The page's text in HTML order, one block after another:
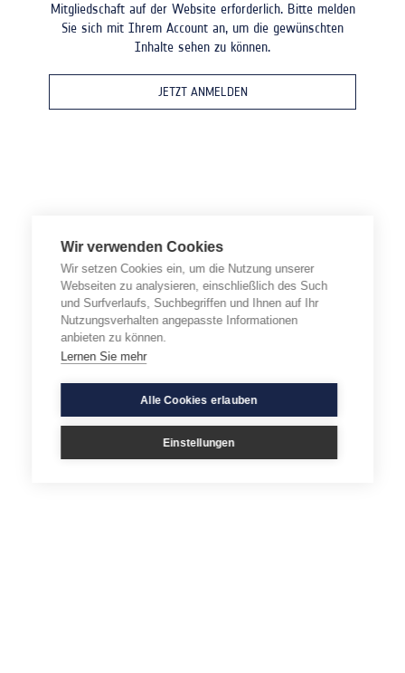
Mitgliedschaft auf der Website erforderlich. Bitte melden
Sie sich mit Ihrem Account an, um die gewünschten
Inhalte sehen zu können.
JETZT ANMELDEN
Wir verwenden Cookies
Wir setzen Cookies ein, um die Nutzung unserer
Webseiten zu analysieren, einschließlich des Such
und Surfverlaufs, Suchbegriffen und Ihnen auf Ihr
Nutzungsverhalten angepasste Informationen
anbieten zu können.
Lernen Sie mehr
Alle Cookies erlauben
Einstellungen